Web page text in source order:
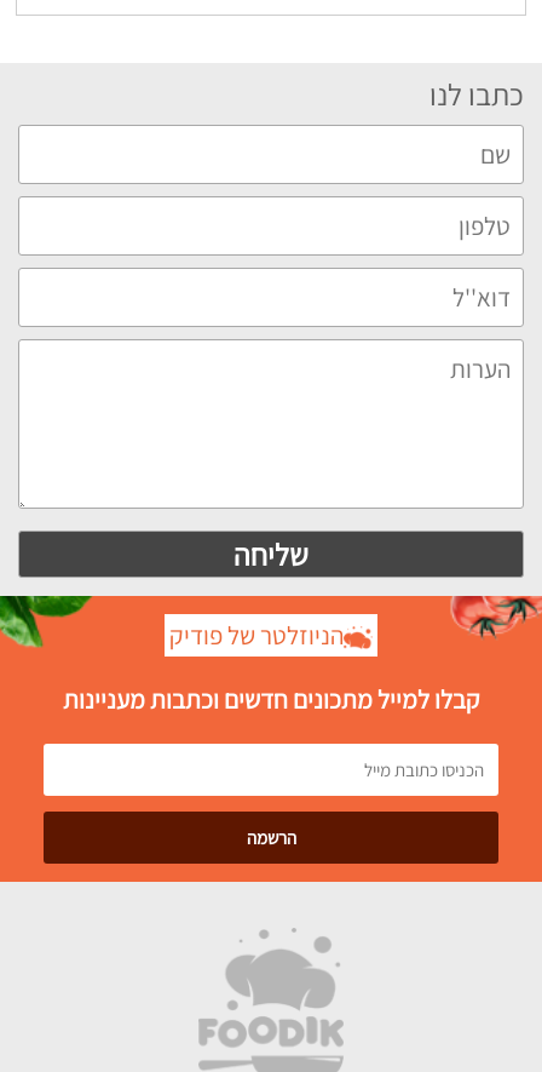
כתבו לנו
הניוזלטר של פודיק
קבלו למייל מתכונים חדשים וכתבות מעניינות